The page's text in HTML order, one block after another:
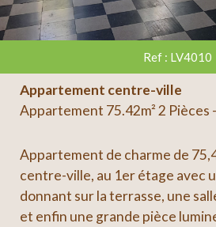
Ref : LV4010
Appartement centre-ville
Appartement 75.42m² 2 Pièces
Appartement de charme de
centre-ville, au 1er étage avec
donnant sur la terrasse, une
et enfin une grande pièce